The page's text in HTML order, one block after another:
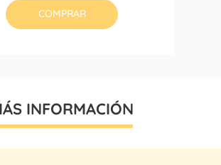
COMPRAR
INFORMACIÓN